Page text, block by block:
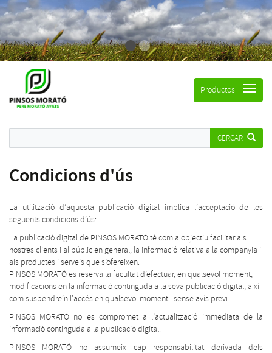
Productos
CERCAR
Condicions d'ús
La utilització d’aquesta publicació digital implica l’acceptació de les
següents condicions d’ús:
La publicació digital de PINSOS MORATÓ té com a objectiu facilitar als
nostres clients i al públic en general, la informació relativa a la companyia i
als productes i serveis que s’ofereixen.
PINSOS MORATÓ es reserva la facultat d’efectuar, en qualsevol moment,
modificacions en la informació continguda a la seva publicació digital, així
com suspendre’n l’accés en qualsevol moment i sense avís previ.
PINSOS MORATÓ no es compromet a l’actualització immediata de la
informació continguda a la publicació digital.
PINSOS MORATÓ no assumeix cap responsabilitat derivada dels